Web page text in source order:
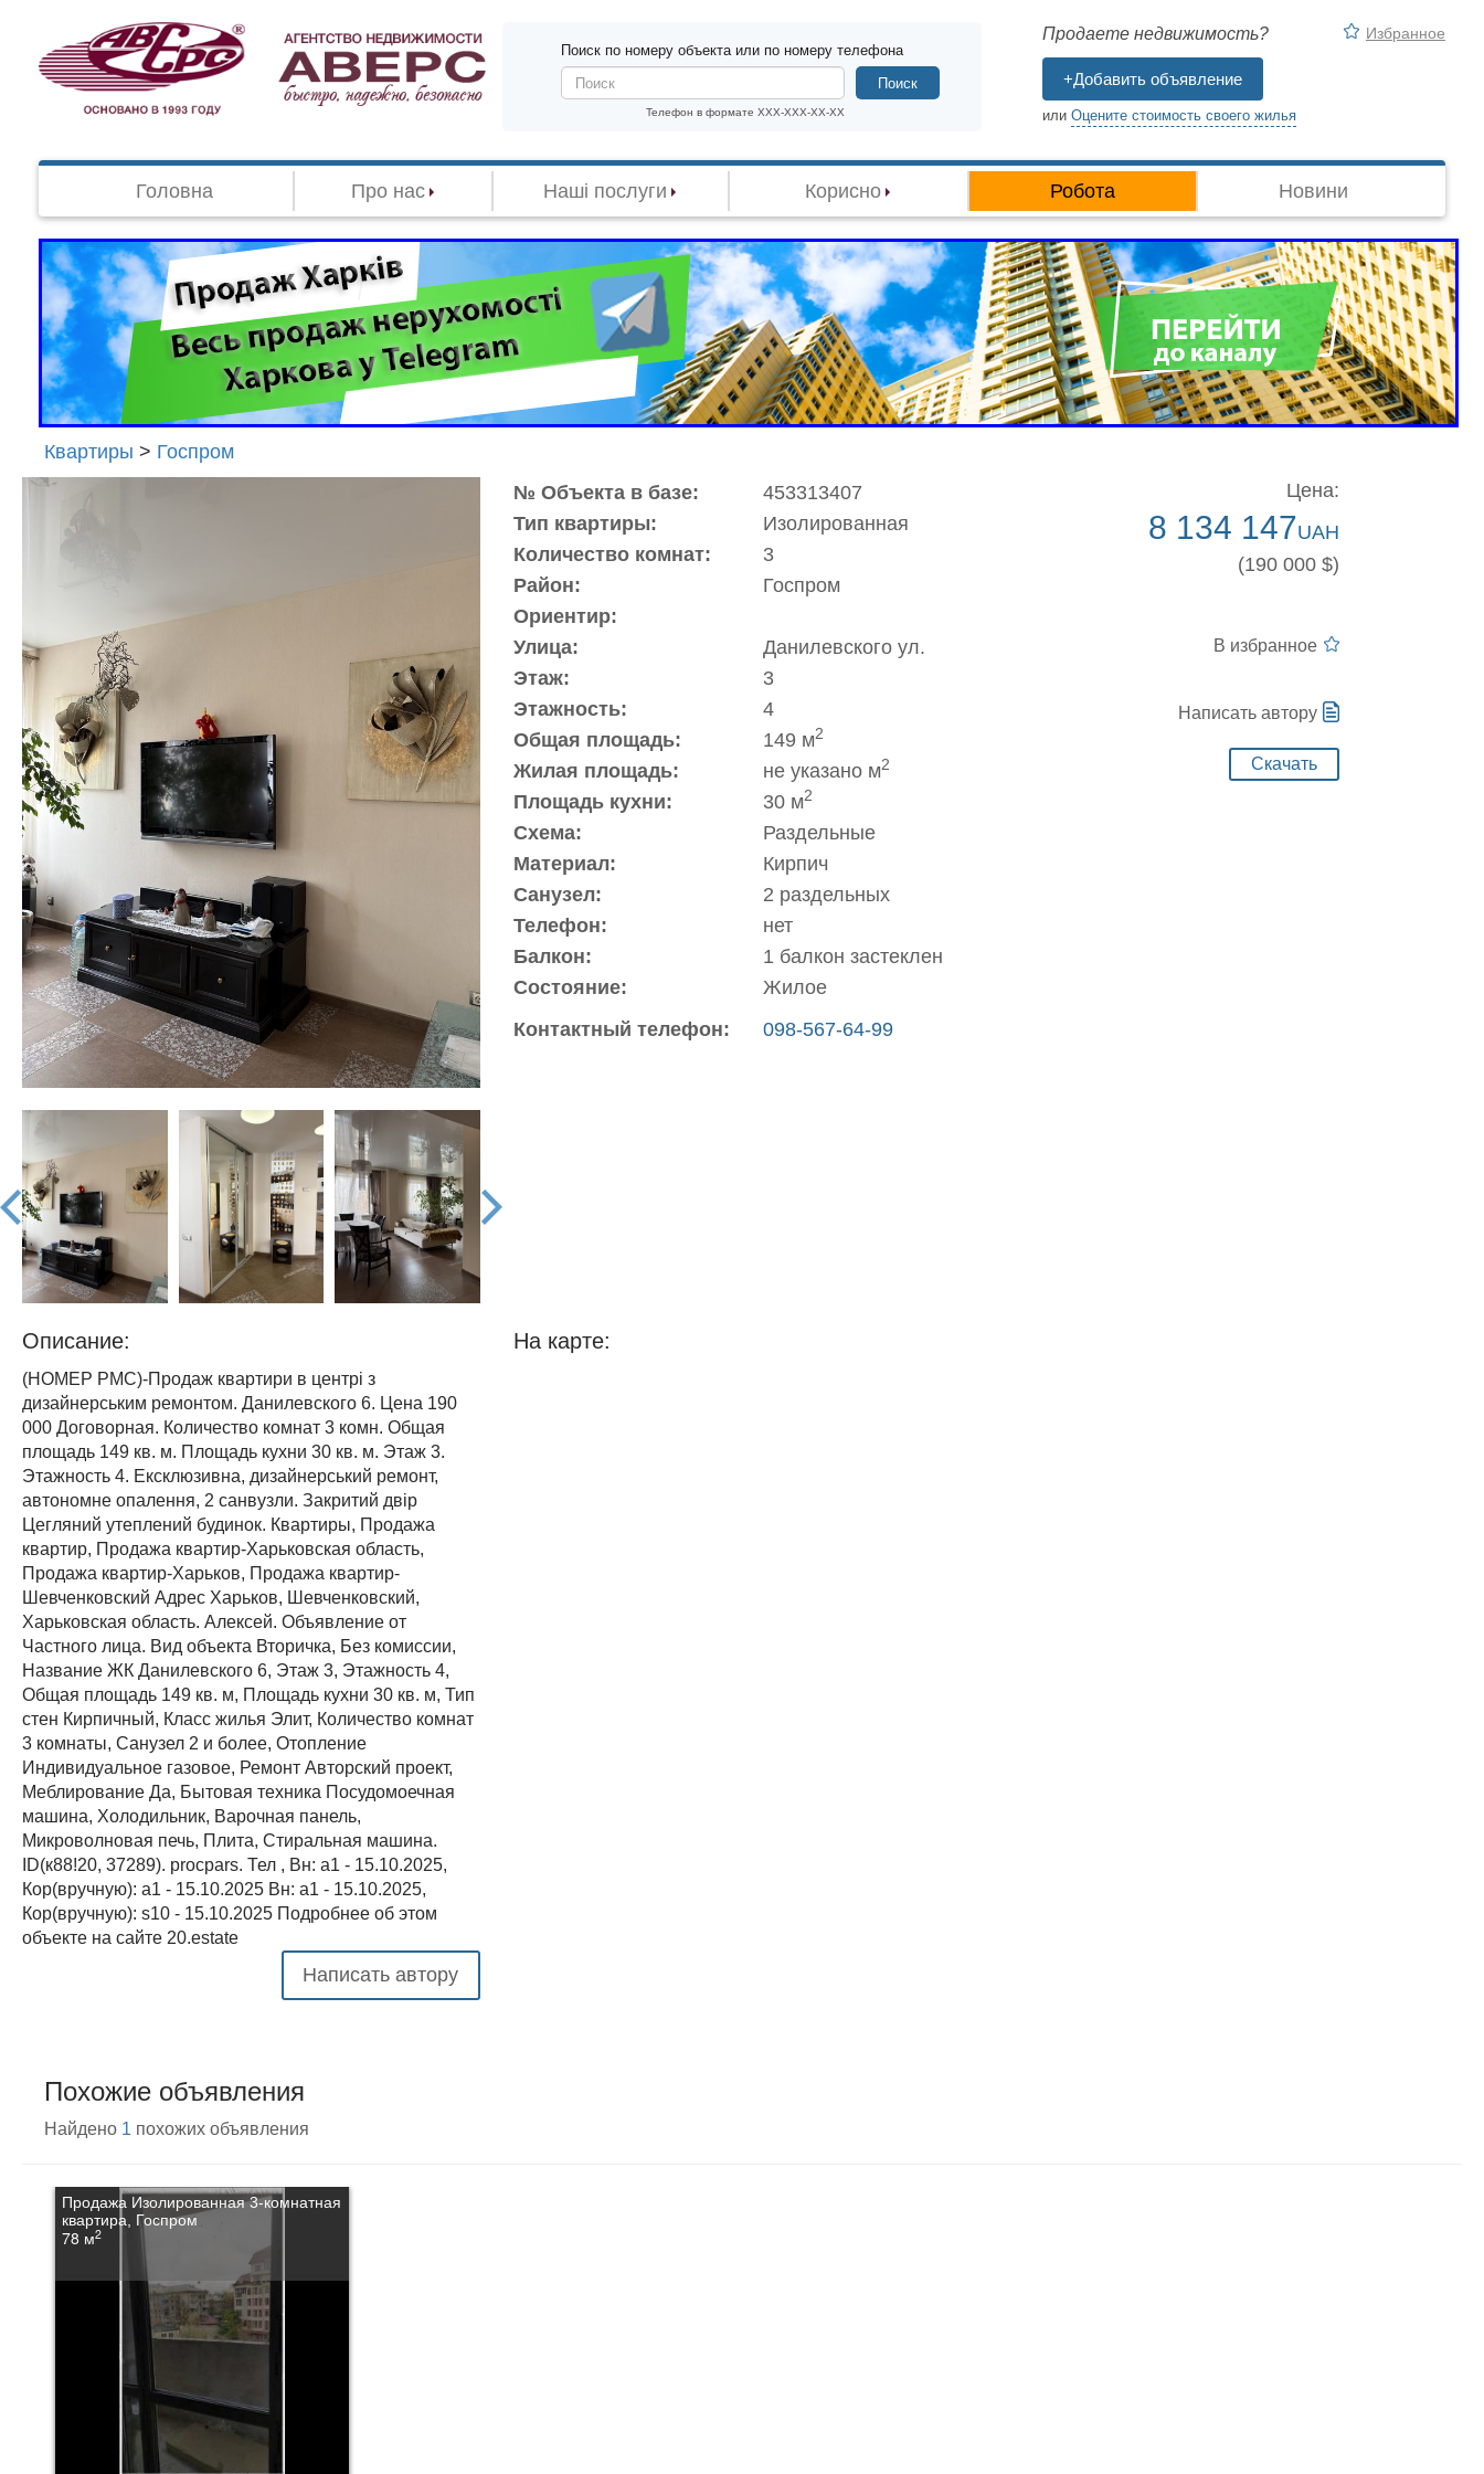
Поиск по номеру объекта или по номеру телефона
Телефон в формате XXX-XXX-XX-XX
Поиск
Продаете недвижимость?
+Добавить объявление
или Оцените стоимость своего жилья
Избранное
Головна Про нас Наші послуги Корисно Робота Новини
Квартиры > Госпром
Агенство
недвижимости
prev
next
№ Объекта в базе:
453313407
Тип квартиры:
Изолированная
Количество комнат:
3
Район:
Госпром
Ориентир:
Улица:
Данилевского ул.
Этаж:
3
Этажность:
4
Общая площадь:
149 м2
Жилая площадь: не указано м2
Площадь кухни: 30 м2
Схема:
Раздельные
Материал:
Кирпич
Санузел:
2 раздельных
Телефон:
нет
Балкон:
1 балкон застеклен
Состояние:
Жилое
Контактный телефон:
098-567-64-99
Цена:
8 134 147UAH
(190 000 $)
В избранное
Написать автору
Скачать
Описание:
(НОМЕР PMC)-Продаж квартири в центрі з
дизайнерським ремонтом. Данилевского 6. Цена 190
000 Договорная. Количество комнат 3 комн. Общая
площадь 149 кв. м. Площадь кухни 30 кв. м. Этаж 3.
Этажность 4. Ексклюзивна, дизайнерський ремонт,
автономне опалення, 2 санвузли. Закритий двір
Цегляний утеплений будинок. Квартиры, Продажа
квартир, Продажа квартир-Харьковская область,
Продажа квартир-Харьков, Продажа квартир-
Шевченковский Адрес Харьков, Шевченковский,
Харьковская область. Алексей. Объявление от
Частного лица. Вид объекта Вторичка, Без комиссии,
Название ЖК Данилевского 6, Этаж 3, Этажность 4,
Общая площадь 149 кв. м, Площадь кухни 30 кв. м, Тип
стен Кирпичный, Класс жилья Элит, Количество комнат
3 комнаты, Санузел 2 и более, Отопление
Индивидуальное газовое, Ремонт Авторский проект,
Меблирование Да, Бытовая техника Посудомоечная
машина, Холодильник, Варочная панель,
Микроволновая печь, Плита, Стиральная машина.
ID(к88!20, 37289). procpars. Тел , Вн: a1 - 15.10.2025,
Кор(вручную): a1 - 15.10.2025 Вн: a1 - 15.10.2025,
Кор(вручную): s10 - 15.10.2025 Подробнее об этом
объекте на сайте 20.estate
Написать автору
На карте:
Похожие объявления
Найдено 1 похожих объявления
Продажа Изолированная 3-комнатная
квартира, Госпром
78 м2